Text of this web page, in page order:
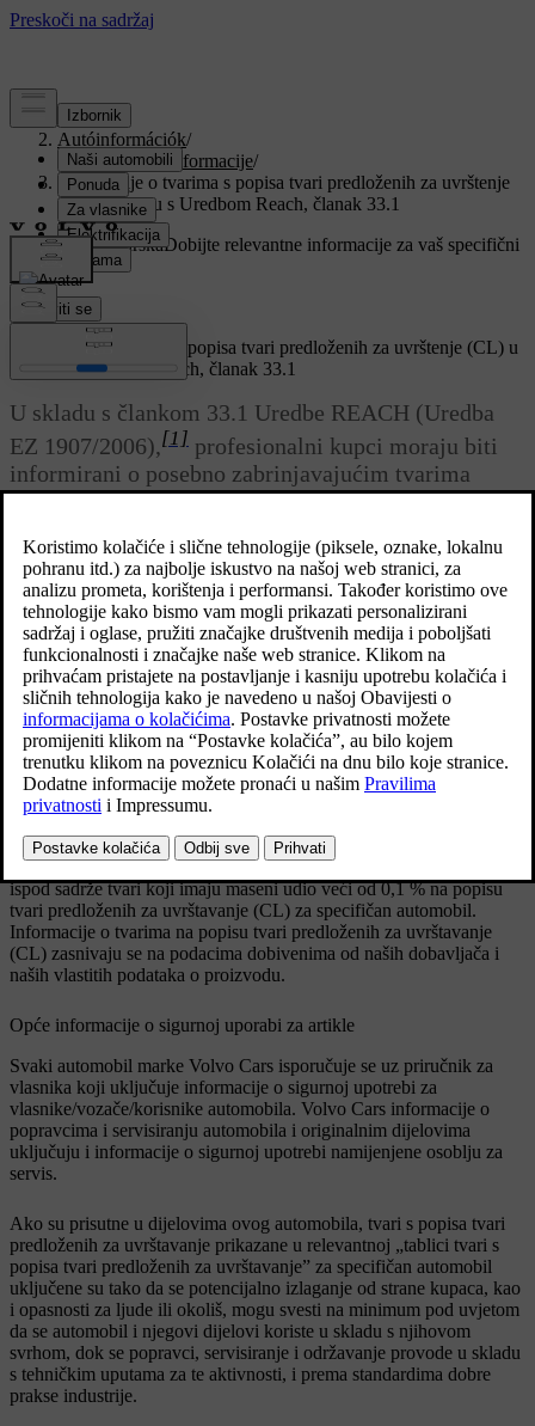
Podrška/
Autóinformációk/
Regulatorne informacije/
Informacije o tvarima s popisa tvari predloženih za uvrštenje
(CL) u skladu s Uredbom Reach, članak 33.1
Prilagođena podrškaDobijte relevantne informacije za vaš specifični
automobil.
Prijaviti se
Ažurirano 17. 12. 2025.
Informacije o tvarima s popisa tvari predloženih za uvrštenje (CL) u
skladu s Uredbom Reach, članak 33.1
U skladu s člankom 33.1 Uredbe REACH (Uredba
EZ 1907/2006),[1] profesionalni kupci moraju biti
informirani o posebno zabrinjavajućim tvarima
[2]
Cars. Svrha je olakšati sigurno rukovanje dotičnim
sastavnim komponentama kako bi se zaštitili ljudi i
okoliš.
Volvo Cars podržava temeljne ciljeve Uredbe
REACH općenito, posebno članak 33, koji su
usklađeni s našom predanošću promoviranju
odgovorne proizvodnje, rukovanja i upotrebe naših
proizvoda.
Artikli u „tablici s tvarima s popisa tvari predloženih za uvrštavanje”
ispod sadrže tvari koji imaju maseni udio veći od 0,1 % na popisu
tvari predloženih za uvrštavanje (CL) za specifičan automobil.
Informacije o tvarima na popisu tvari predloženih za uvrštavanje
(CL) zasnivaju se na podacima dobivenima od naših dobavljača i
naših vlastitih podataka o proizvodu.
Opće informacije o sigurnoj uporabi za artikle
Svaki automobil marke Volvo Cars isporučuje se uz priručnik za
vlasnika koji uključuje informacije o sigurnoj upotrebi za
vlasnike/vozače/korisnike automobila. Volvo Cars informacije o
popravcima i servisiranju automobila i originalnim dijelovima
uključuju i informacije o sigurnoj upotrebi namijenjene osoblju za
servis.
Ako su prisutne u dijelovima ovog automobila, tvari s popisa tvari
predloženih za uvrštavanje prikazane u relevantnoj „tablici tvari s
popisa tvari predloženih za uvrštavanje” za specifičan automobil
uključene su tako da se potencijalno izlaganje od strane kupaca, kao
i opasnosti za ljude ili okoliš, mogu svesti na minimum pod uvjetom
da se automobil i njegovi dijelovi koriste u skladu s njihovom
svrhom, dok se popravci, servisiranje i održavanje provode u skladu
s tehničkim uputama za te aktivnosti, i prema standardima dobre
prakse industrije.